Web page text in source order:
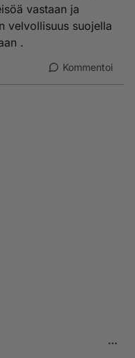
vastaan ja
velvollisuus suojella
.
Kommentoi